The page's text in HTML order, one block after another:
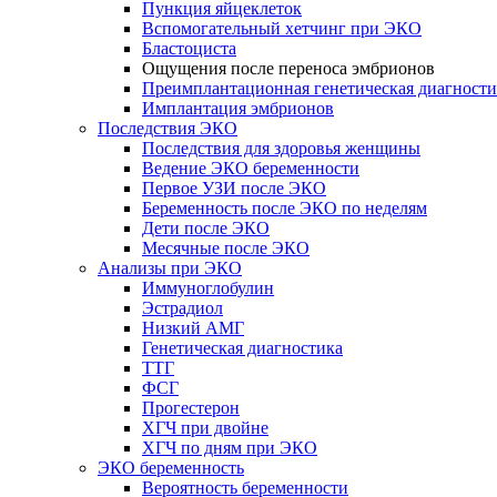
Пункция яйцеклеток
Вспомогательный хетчинг при ЭКО
Бластоциста
Ощущения после переноса эмбрионов
Преимплантационная генетическая
Имплантация эмбрионов
Последствия ЭКО
Последствия для здоровья женщины
Ведение ЭКО беременности
Первое УЗИ после ЭКО
Беременность после ЭКО по неделям
Дети после ЭКО
Месячные после ЭКО
Анализы при ЭКО
Иммуноглобулин
Эстрадиол
Низкий АМГ
Генетическая диагностика
ТТГ
ФСГ
Прогестерон
ХГЧ при двойне
ХГЧ по дням при ЭКО
ЭКО беременность
Вероятность беременности